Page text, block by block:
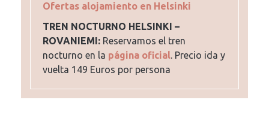
Ofertas alojamiento en Helsinki
TREN NOCTURNO HELSINKI –
ROVANIEMI: Reservamos el tren
nocturno en la página oficial. Precio ida y
vuelta 149 Euros por persona